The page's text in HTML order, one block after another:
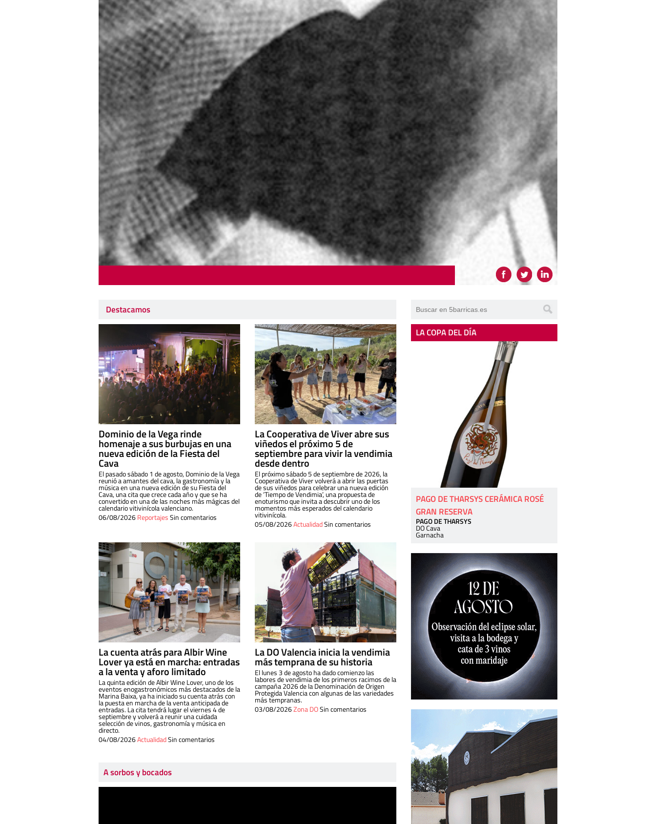
Destacamos
Dominio de la Vega rinde
homenaje a sus burbujas en una
nueva edición de la Fiesta del
Cava
El pasado sábado 1 de agosto, Dominio de la Vega
reunió a amantes del cava, la gastronomía y la
música en una nueva edición de su Fiesta del
Cava, una cita que crece cada año y que se ha
convertido en una de las noches más mágicas del
calendario vitivinícola valenciano.
06/08/2026ReportajesSin comentarios
La Cooperativa de Viver abre sus
viñedos el próximo 5 de
septiembre para vivir la vendimia
desde dentro
El próximo sábado 5 de septiembre de 2026, la
Cooperativa de Viver volverá a abrir las puertas
de sus viñedos para celebrar una nueva edición
de ‘Tiempo de Vendimia’, una propuesta de
enoturismo que invita a descubrir uno de los
momentos más esperados del calendario
vitivinícola.
05/08/2026ActualidadSin comentarios
La cuenta atrás para Albir Wine
Lover ya está en marcha: entradas
a la venta y aforo limitado
La quinta edición de Albir Wine Lover, uno de los
eventos enogastronómicos más destacados de la
Marina Baixa, ya ha iniciado su cuenta atrás con
la puesta en marcha de la venta anticipada de
entradas. La cita tendrá lugar el viernes 4 de
septiembre y volverá a reunir una cuidada
selección de vinos, gastronomía y música en
directo.
04/08/2026ActualidadSin comentarios
La DO Valencia inicia la vendimia
más temprana de su historia
El lunes 3 de agosto ha dado comienzo las
labores de vendimia de los primeros racimos de la
campaña 2026 de la Denominación de Origen
Protegida Valencia con algunas de las variedades
más tempranas.
03/08/2026Zona DOSin comentarios
A sorbos y bocados
LA COPA DEL DÍA
PAGO DE THARSYS CERÁMICA ROSÉ
GRAN RESERVA
PAGO DE THARSYS
DO Cava
Garnacha